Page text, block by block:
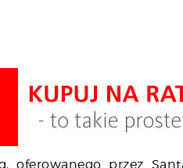
oferowanego przez